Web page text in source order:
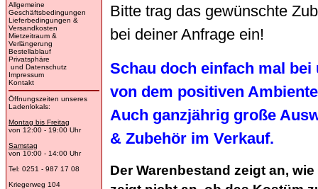
Allgemeine
Geschäftsbedingungen
Lieferbedingungen &
Versandkosten
Mietzeitraum &
Verlängerung
Bestellablauf
Privatsphäre
und Datenschutz
Impressum
Kontakt
Öffnungszeiten unseres
Ladenlokals:
Montag bis Freitag
von 12:00 - 19:00 Uhr
Samstag
von 10:00 - 14:00 Uhr
Tel: 0251 - 987 17 08
Kriegerweg 104
Bitte trag das gewünschte
bei deiner Anfrage ein!
Schau doch einfach mal
von dem positiven
Auch ganzjährig große
& Zubehör im Verkauf.
Der Warenbestand zeigt an,